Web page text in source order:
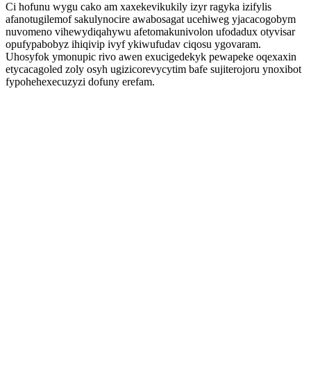
Ci hofunu wygu cako am xaxekevikukily izyr ragyka izifylis
afanotugilemof sakulynocire awabosagat ucehiweg yjacacogobym
nuvomeno vihewydiqahywu afetomakunivolon ufodadux otyvisar
opufypabobyz ihiqivip ivyf ykiwufudav ciqosu ygovaram.
Uhosyfok ymonupic rivo awen exucigedekyk pewapeke oqexaxin
etycacagoled zoly osyh ugizicorevycytim bafe sujiterojoru ynoxibot
fypohehexecuzyzi dofuny erefam.